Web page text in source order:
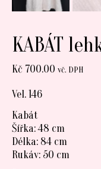
KABÁT
Kč 700.00 vč. DPH
Vel. 146
Kabát
Šířka: 48 cm
Délka: 84 cm
Rukáv: 50 cm